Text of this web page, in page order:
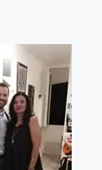
o talleres de artistas
Presse